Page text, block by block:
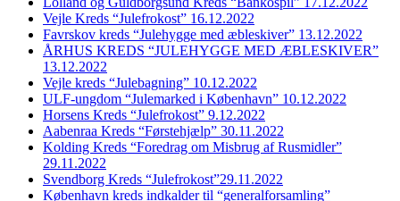
Vejle Kreds “Julefrokost” 16.12.2022
Favrskov kreds “Julehygge med æbleskiver” 13.12.2022
ÅRHUS KREDS “JULEHYGGE MED ÆBLESKIVER”
13.12.2022
Vejle kreds “Julebagning” 10.12.2022
ULF-ungdom “Julemarked i København” 10.12.2022
Horsens Kreds “Julefrokost” 9.12.2022
Aabenraa Kreds “Førstehjælp” 30.11.2022
Kolding Kreds “Foredrag om Misbrug af Rusmidler”
29.11.2022
Svendborg Kreds “Julefrokost”29.11.2022
København kreds indkalder til “generalforsamling”